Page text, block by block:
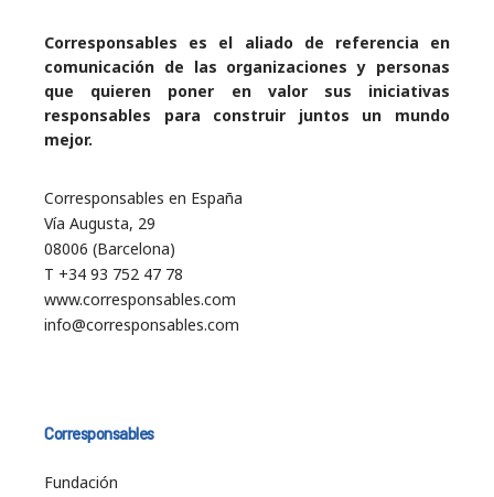
Corresponsables es el aliado de referencia en
comunicación de las organizaciones y personas
que quieren poner en valor sus iniciativas
responsables para construir juntos un mundo
mejor.
Corresponsables en España
Vía Augusta, 29
08006 (Barcelona)
T +34 93 752 47 78
www.corresponsables.com
info@corresponsables.com
Corresponsables
Fundación